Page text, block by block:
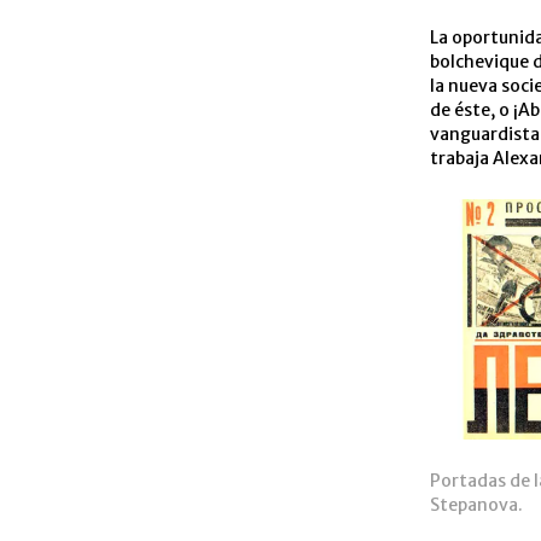
La
bolchevique
la nueva
de éste, o
trabaja
Portadas de
Stepanova.